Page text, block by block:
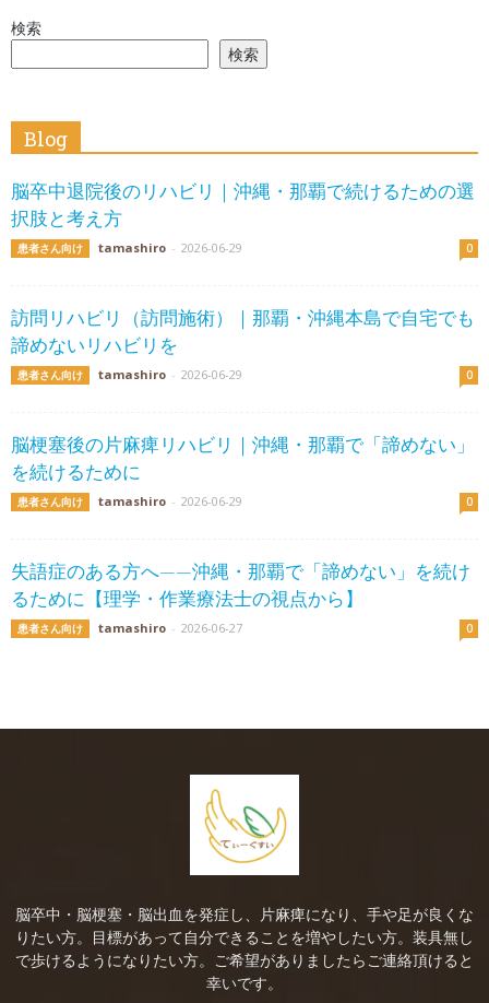
検索
検索
Blog
脳卒中退院後のリハビリ｜沖縄・那覇で続けるための選
択肢と考え方
患者さん向け tamashiro - 2026-06-29 0
訪問リハビリ（訪問施術）｜那覇・沖縄本島で自宅でも
諦めないリハビリを
患者さん向け tamashiro - 2026-06-29 0
脳梗塞後の片麻痺リハビリ｜沖縄・那覇で「諦めない」
を続けるために
患者さん向け tamashiro - 2026-06-29 0
失語症のある方へ——沖縄・那覇で「諦めない」を続け
るために【理学・作業療法士の視点から】
患者さん向け tamashiro - 2026-06-27 0
脳卒中・脳梗塞・脳出血を発症し、片麻痺になり、手や足が良くな
りたい方。目標があって自分できることを増やしたい方。装具無し
で歩けるようになりたい方。ご希望がありましたらご連絡頂けると
幸いです。